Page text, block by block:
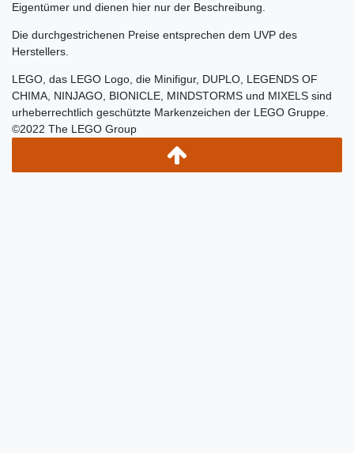
Eigentümer und dienen hier nur der Beschreibung.
Die durchgestrichenen Preise entsprechen dem UVP des
Herstellers.
LEGO, das LEGO Logo, die Minifigur, DUPLO, LEGENDS OF
CHIMA, NINJAGO, BIONICLE, MINDSTORMS und MIXELS sind
urheberrechtlich geschützte Markenzeichen der LEGO Gruppe.
©2022 The LEGO Group